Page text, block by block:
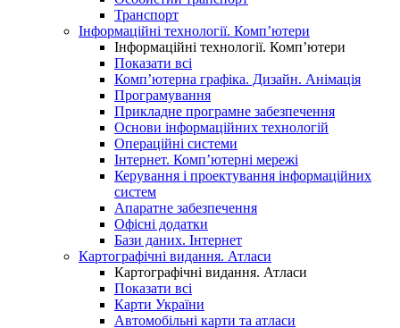
Транспорт
Інформаційні технології. Комп’ютери
Інформаційні технології. Комп’ютери
Показати всі
Комп’ютерна графіка. Дизайн. Анімація
Програмування
Прикладне програмне забезпечення
Основи інформаційних технологій
Операційні системи
Інтернет. Комп’ютерні мережі
Керування і проектування інформаційних
систем
Апаратне забезпечення
Офісні додатки
Бази даних. Інтернет
Картографічні видання. Атласи
Картографічні видання. Атласи
Показати всі
Карти України
Автомобільні карти та атласи